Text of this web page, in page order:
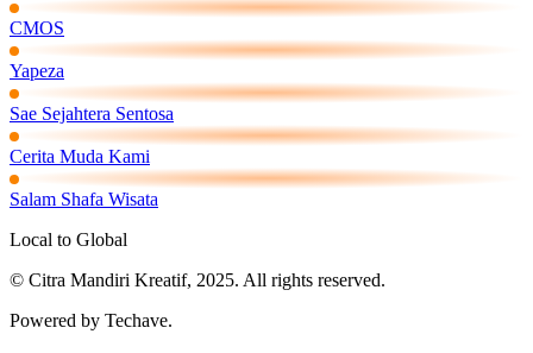
CMOS
Yapeza
Sae Sejahtera Sentosa
Cerita Muda Kami
Salam Shafa Wisata
Local to Global
© Citra Mandiri Kreatif, 2025. All rights reserved.
Powered by Techave.